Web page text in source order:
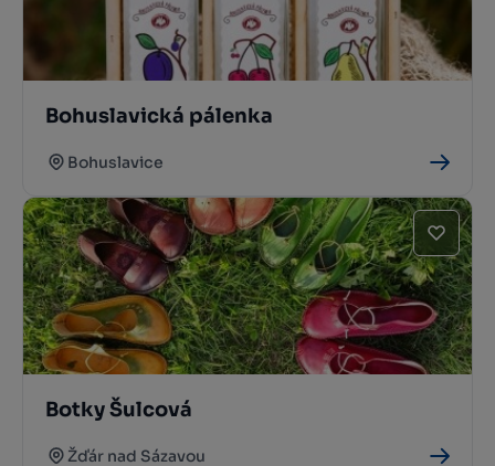
Bohuslavická pálenka
Bohuslavice
Botky Šulcová
Žďár nad Sázavou